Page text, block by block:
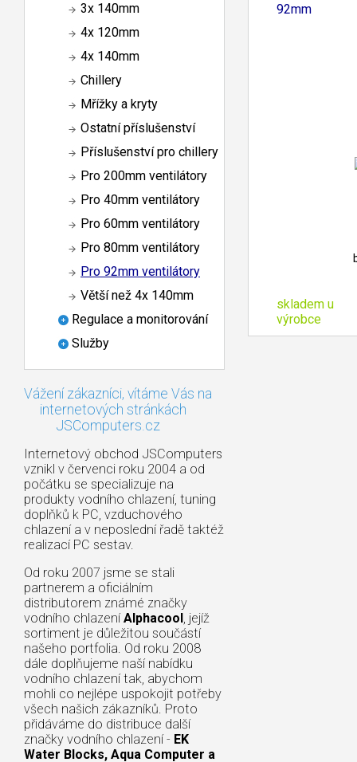
3x 140mm
4x 120mm
4x 140mm
Chillery
Mřížky a kryty
Ostatní příslušenství
Příslušenství pro chillery
Pro 200mm ventilátory
Pro 40mm ventilátory
Pro 60mm ventilátory
Pro 80mm ventilátory
Pro 92mm ventilátory
Větší než 4x 140mm
Regulace a monitorování
Služby
Vážení zákazníci, vítáme Vás na
internetových stránkách
JSComputers.cz
Internetový obchod JSComputers
vznikl v červenci roku 2004 a od
počátku se specializuje na
produkty vodního chlazení, tuning
doplňků k PC, vzduchového
chlazení a v neposlední řadě taktéž
realizací PC sestav.
Od roku 2007 jsme se stali
partnerem a oficiálním
distributorem známé značky
vodního chlazení Alphacool, jejíž
sortiment je důležitou součástí
našeho portfolia. Od roku 2008
dále doplňujeme naší nabídku
vodního chlazení tak, abychom
mohli co nejlépe uspokojit potřeby
všech našich zákazníků. Proto
přidáváme do distribuce další
značky vodního chlazení - EK
Water Blocks, Aqua Computer a
92mm
skladem u
výrobce